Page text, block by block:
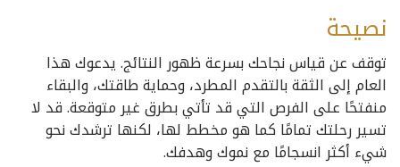
نصيحة
توقف عن قياس نجاحك بسرعة ظهور النتائج. يدعوك هذا
العام إلى الثقة بالتقدم المطرد، وحماية طاقتك، والبقاء
منفتحًا على الفرص التي قد تأتي بطرق غير متوقعة. قد لا
تسير رحلتك تمامًا كما هو مخطط لها، لكنها ترشدك نحو
شيء أكثر انسجامًا مع نموك وهدفك.